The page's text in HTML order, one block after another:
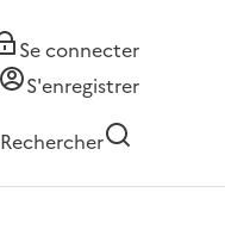
Se connecter
S'enregistrer
Rechercher